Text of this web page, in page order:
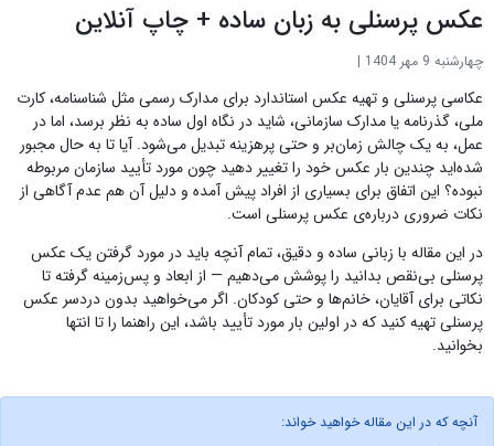
عکس پرسنلی به زبان ساده + چاپ آنلاین
چهارشنبه 9 مهر 1404 |
عکاسی پرسنلی و تهیه عکس استاندارد برای مدارک رسمی مثل شناسنامه، کارت
ملی، گذرنامه یا مدارک سازمانی، شاید در نگاه اول ساده به نظر برسد، اما در
عمل، به یک چالش زمان‌بر و حتی پرهزینه تبدیل می‌شود. آیا تا به حال مجبور
شده‌اید چندین بار عکس خود را تغییر دهید چون مورد تأیید سازمان مربوطه
نبوده؟ این اتفاق برای بسیاری از افراد پیش آمده و دلیل آن هم عدم آگاهی از
نکات ضروری درباره‌ی عکس پرسنلی است.
در این مقاله با زبانی ساده و دقیق، تمام آنچه باید در مورد گرفتن یک عکس
پرسنلی بی‌نقص بدانید را پوشش می‌دهیم — از ابعاد و پس‌زمینه گرفته تا
نکاتی برای آقایان، خانم‌ها و حتی کودکان. اگر می‌خواهید بدون دردسر عکس
پرسنلی تهیه کنید که در اولین بار مورد تأیید باشد، این راهنما را تا انتها
بخوانید.
آنچه که در این مقاله خواهید خواند: